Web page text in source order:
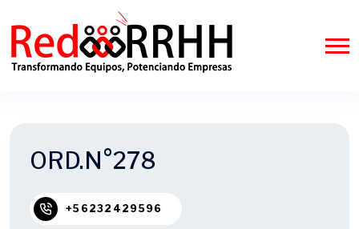
ORD.N°278
+56232429596